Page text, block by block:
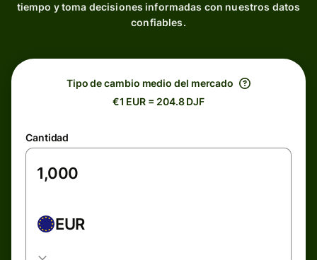
tiempo y toma decisiones informadas con nuestros datos
confiables.
Tipo de cambio medio del mercado
€1 EUR = 204.8 DJF
Cantidad
EUR